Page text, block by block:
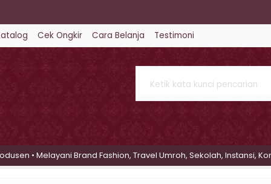
Ukuran 110 cm x 110 cm....
Untuk Remaja Size L....
Cek Ongkir Cara Belanja Testimoni
• Melayani Brand Fashion, Travel Umroh, Sekolah, Instansi,